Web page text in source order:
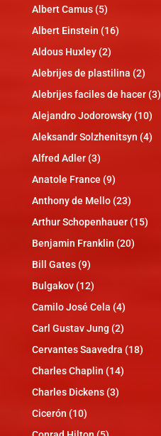
Albert Camus(5)
Albert Einstein (16)
Aldous Huxley(2)
Alebrijes de plastilina (2)
Alebrijes faciles de hacer(3)
Alejandro Jodorowsky(10)
Aleksandr Solzhenitsyn (4)
Alfred Adler(3)
Anatole France (9)
Anthony de Mello(23)
Arthur Schopenhauer(15)
Benjamin Franklin (20)
Bill Gates(9)
Bulgakov(12)
Camilo José Cela (4)
Carl Gustav Jung (2)
Cervantes Saavedra (18)
Charles Chaplin (14)
Charles Dickens(3)
Cicerón (10)